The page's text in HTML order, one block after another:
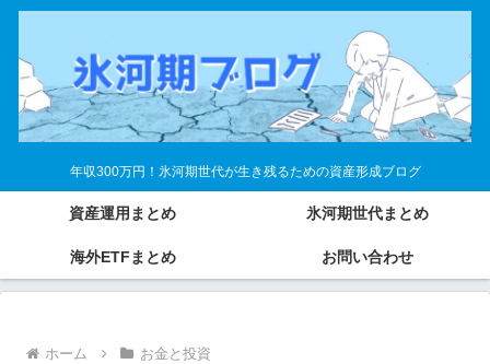
年収300万円！氷河期世代が生き残るための資産形成ブログ
資産運用まとめ 氷河期世代まとめ
海外ETFまとめ お問い合わせ
ホーム お金と投資